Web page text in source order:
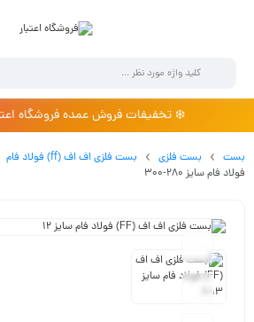
❄️ تخفیفات فروش عمده فروشگاه
بست بست فلزی بست فلزی اف اف (ff) فولاد فام
فولاد فام سایز 280-300